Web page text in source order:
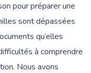
pour préparer une
sont dépassées
qu’elles
à comprendre
Nous avons